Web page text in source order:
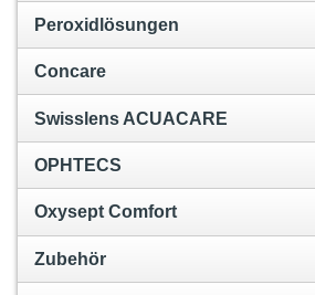
Peroxidlösungen
Concare
Swisslens ACUACARE
OPHTECS
Oxysept Comfort
Zubehör